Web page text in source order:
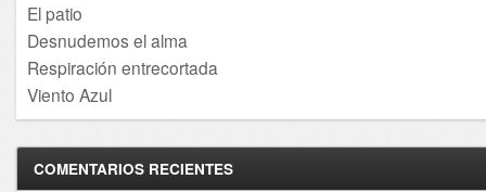
El patio
Desnudemos el alma
Respiración entrecortada
Viento Azul
COMENTARIOS RECIENTES